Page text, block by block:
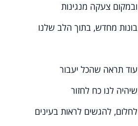
ובמקום צעקה מנגינות
בונות מחדש, בתוך הלב שלנו
עוד תראה שהכל יעבור
שיהיה לנו כח לחזור
לחלום, להגשים לראות בעינים